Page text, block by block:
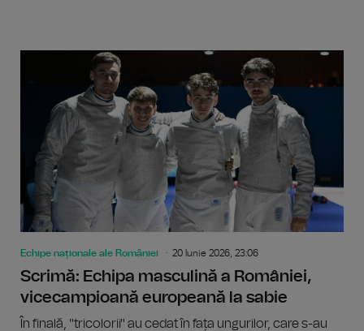
Echipe naționale ale României 20 Iunie 2026, 23:06
Scrimă: Echipa masculină a României,
vicecampioană europeană la sabie
În finală, "tricolorii" au cedat în fața ungurilor, care s-au